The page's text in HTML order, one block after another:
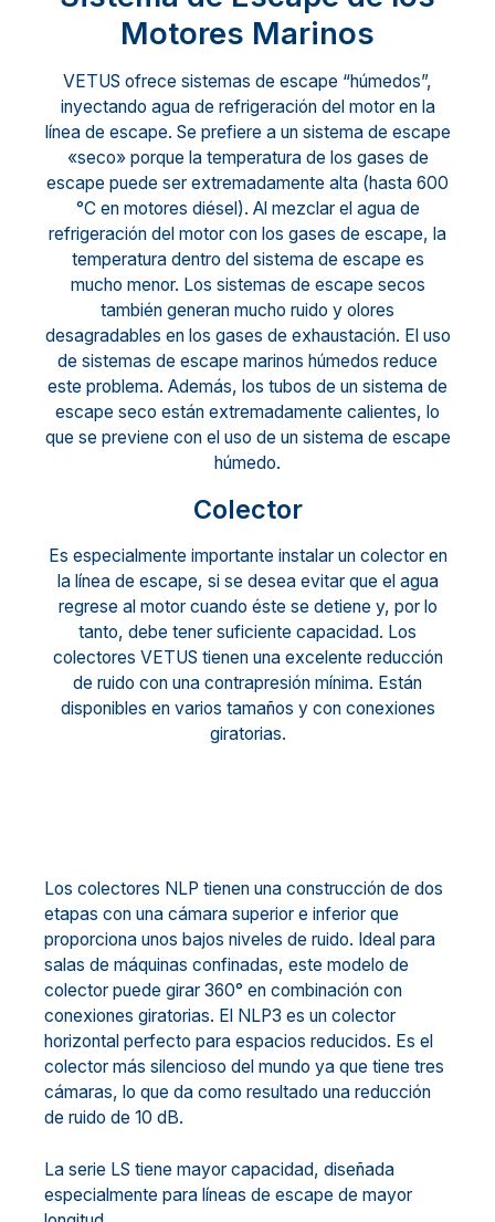
Motores Marinos
VETUS ofrece sistemas de escape “húmedos”,
inyectando agua de refrigeración del motor en la
línea de escape. Se prefiere a un sistema de escape
«seco» porque la temperatura de los gases de
escape puede ser extremadamente alta (hasta 600
°C en motores diésel). Al mezclar el agua de
refrigeración del motor con los gases de escape, la
temperatura dentro del sistema de escape es
mucho menor. Los sistemas de escape secos
también generan mucho ruido y olores
desagradables en los gases de exhaustación. El uso
de sistemas de escape marinos húmedos reduce
este problema. Además, los tubos de un sistema de
escape seco están extremadamente calientes, lo
que se previene con el uso de un sistema de escape
húmedo.
Colector
Es especialmente importante instalar un colector en
la línea de escape, si se desea evitar que el agua
regrese al motor cuando éste se detiene y, por lo
tanto, debe tener suficiente capacidad. Los
colectores VETUS tienen una excelente reducción
de ruido con una contrapresión mínima. Están
disponibles en varios tamaños y con conexiones
giratorias.
Los colectores NLP tienen una construcción de dos
etapas con una cámara superior e inferior que
proporciona unos bajos niveles de ruido. Ideal para
salas de máquinas confinadas, este modelo de
colector puede girar 360° en combinación con
conexiones giratorias. El NLP3 es un colector
horizontal perfecto para espacios reducidos. Es el
colector más silencioso del mundo ya que tiene tres
cámaras, lo que da como resultado una reducción
de ruido de 10 dB.
La serie LS tiene mayor capacidad, diseñada
especialmente para líneas de escape de mayor